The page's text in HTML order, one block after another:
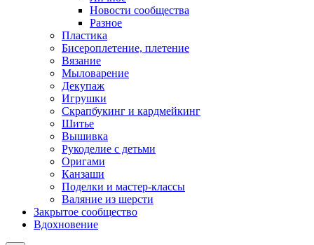
Новости сообщества
Разное
Пластика
Бисероплетение, плетение
Вязание
Мыловарение
Декупаж
Игрушки
Скрапбукинг и кардмейкинг
Шитье
Вышивка
Рукоделие с детьми
Оригами
Канзаши
Поделки и мастер-классы
Валяние из шерсти
Закрытое сообщество
Вдохновение